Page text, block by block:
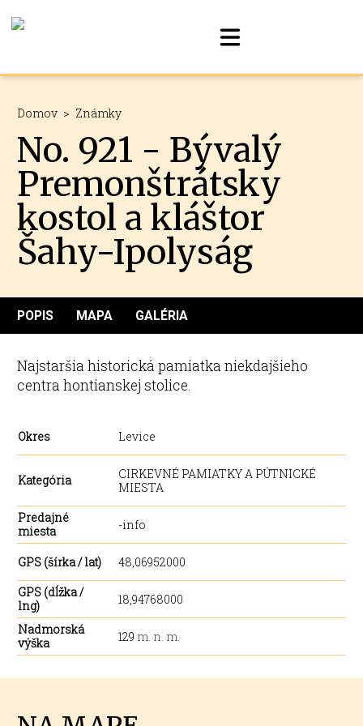
Domov > Známky
No. 921 - Bývalý
Premonštrátsky
kostol a kláštor
Šahy-Ipolyság
POPIS MAPA GALÉRIA
Najstaršia historická pamiatka niekdajšieho
centra hontianskej stolice.
Okres Levice
Kategória
CIRKEVNÉ PAMIATKY A PÚTNICKÉ
MIESTA
Predajné
miesta
-info
GPS (šírka / lat)
48,06952000
GPS (dĺžka /
lng)
18,94768000
Nadmorská
výška
129 m. n. m.